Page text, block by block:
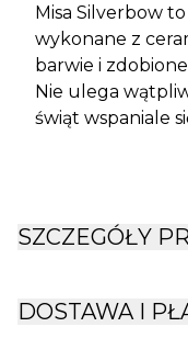
Misa Silverbow
wykonane z
barwie i
Nie ulega
świąt wspaniale
SZCZEGÓŁY
DOSTAWA I